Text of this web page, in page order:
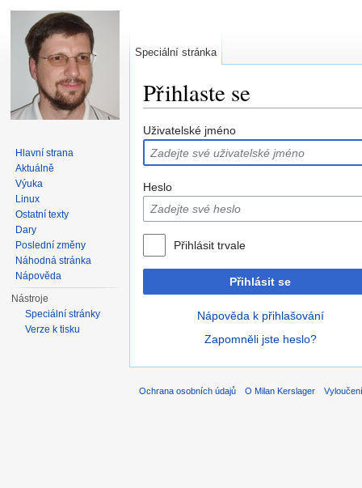
Přihlaste se
Uživatelské jméno
Heslo
Přihlásit trvale
Přihlásit se
Nápověda k přihlašování
Zapomněli jste heslo?
Speciální stránka
Hlavní strana
Aktuálně
Výuka
Linux
Ostatní texty
Dary
Poslední změny
Náhodná stránka
Nápověda
Nástroje
Speciální stránky
Verze k tisku
Ochrana osobních údajů O Milan Kerslager